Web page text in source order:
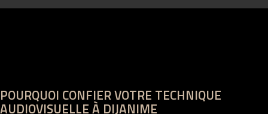
POURQUOI CONFIER VOTRE TECHNIQUE
AUDIOVISUELLE À DIJANIME